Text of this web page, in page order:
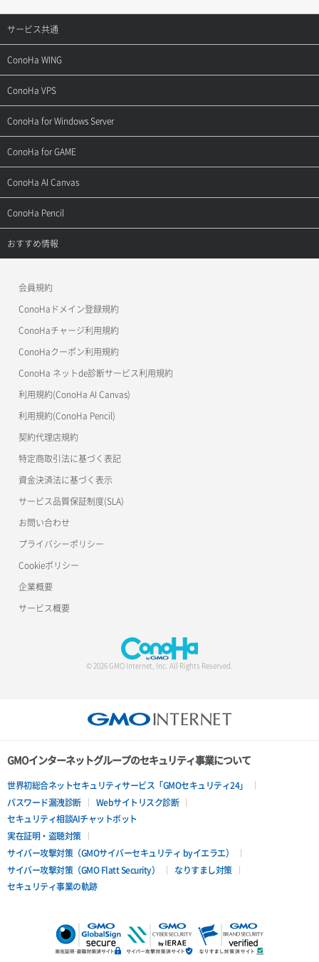
サービス共通
サポートトップ
ご契約・お支払い
用語集
お問い合わせ
ConoHa WING
サポートトップ
ご利用ガイド
お乗り換えガイド
よくある質問
ConoHa VPS
サポートトップ
ご利用ガイド
APIドキュメントVPS2.0
APIドキュメントVPS3.0
ConoHa for Windows Server
サポートトップ
ご利用ガイド
APIドキュメントVPS2.0
APIドキュメントVPS3.0
ConoHa for GAME
サポートトップ
ご利用ガイド
ConoHa AI Canvas
サポートトップ
ご利用ガイド
ConoHa Pencil
サポートトップ
おすすめ情報
美雲このは徹底ガイド
会員規約
ConoHaドメイン登録規約
ConoHaチャージ利用規約
ConoHaクーポン利用規約
ConoHa ネットde診断サービス利用規約
利用規約(ConoHa AI Canvas)
利用規約(ConoHa Pencil)
契約代理店規約
特定商取引法に基づく表記
資金決済法に基づく表示
サービス品質保証制度(SLA)
お問い合わせ
プライバシーポリシー
Cookieポリシー
企業概要
サービス概要
© 2026 GMO Internet, Inc. All Rights Reserved.
GMOインターネットグループのセキュリティ事業について
世界初総合ネットセキュリティサービス「GMOセキュリティ24」
パスワード漏洩診断
Webサイトリスク診断
セキュリティ相談AIチャットボット
実在証明・盗聴対策
サイバー攻撃対策（GMOサイバーセキュリティ byイエラエ）
サイバー攻撃対策（GMO Flatt Security）
なりすまし対策
セキュリティ事業の軌跡